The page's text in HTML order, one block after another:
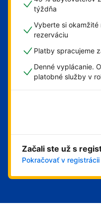
týždňa
Vyberte si
rezerváciu
Platby spracujeme
Denné vyplácanie.
platobné služby v
Začali ste už s
Pokračovať v registrácii